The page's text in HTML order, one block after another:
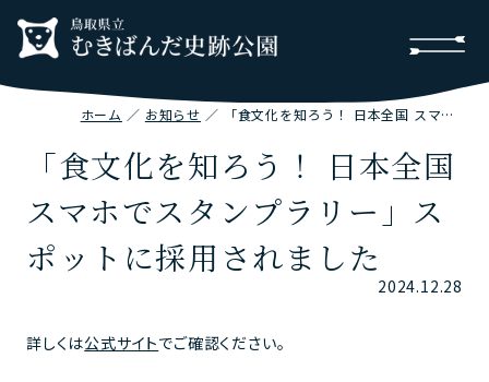
ホーム お知らせ 「食文化を知ろう！ 日本全国 スマホでスタンプラリー」スポットに採用されました
「食文化を知ろう！ 日本全国
スマホでスタンプラリー」ス
ポットに採用されました
2024.12.28
詳しくは公式サイトでご確認ください。